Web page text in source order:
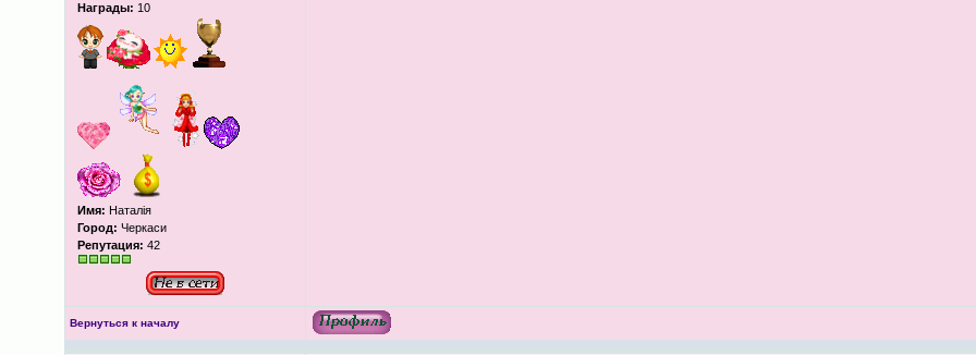
Награды: 10
Имя: Наталія
Город: Черкаси
Репутация: 42
Вернуться к началу